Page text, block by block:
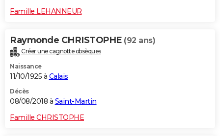
Famille LEHANNEUR
Raymonde CHRISTOPHE (92 ans)
Créer une cagnotte obsèques
Naissance
11/10/1925 à Calais
Décès
08/08/2018 à Saint-Martin
Famille CHRISTOPHE